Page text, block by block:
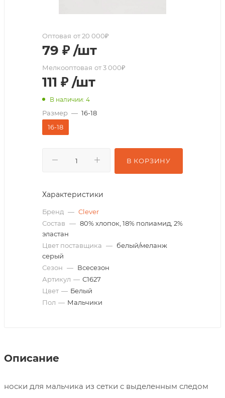
Оптовая от 20 000₽
79 ₽ /шт
Мелкооптовая от 3 000₽
111 ₽ /шт
В наличии: 4
Размер — 16-18
16-18
В КОРЗИНУ
Характеристики
Бренд — Clever
Состав — 80% хлопок, 18% полиамид, 2%
эластан
Цвет поставщика — белый/меланж
серый
Сезон — Всесезон
Артикул — С1627
Цвет — Белый
Пол — Мальчики
Описание
носки для мальчика из сетки с выделенным следом